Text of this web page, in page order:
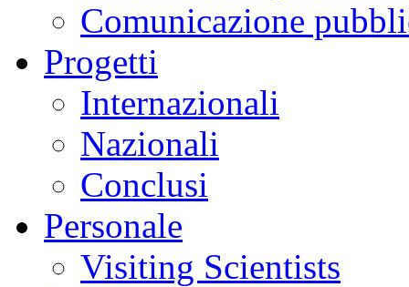
Comunicazione
Progetti
Internazionali
Nazionali
Conclusi
Personale
Visiting Scientists